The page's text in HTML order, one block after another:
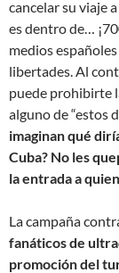
cancelar su viaje
es dentro de…
medios
libertades. Al
puede prohibirte
alguno de “estos
imaginan qué
Cuba? No les
la entrada a
La campaña
fanáticos de
promoción del